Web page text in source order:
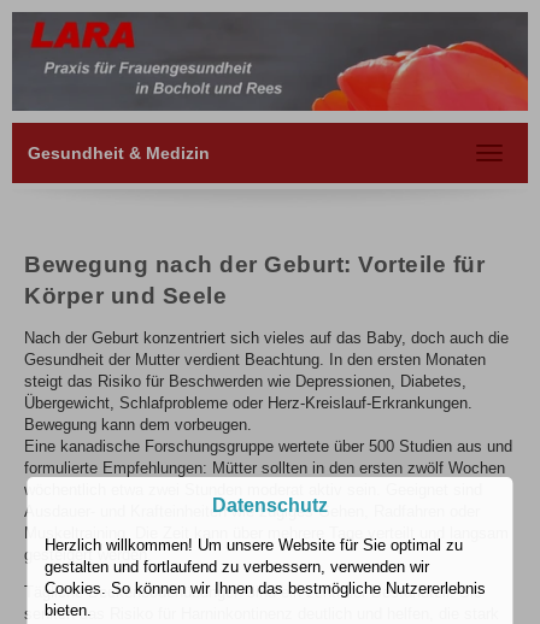
Gesundheit & Medizin
Toggle
Bewegung nach der Geburt: Vorteile für
Körper und Seele
Nach der Geburt konzentriert sich vieles auf das Baby, doch auch die
Gesundheit der Mutter verdient Beachtung. In den ersten Monaten
steigt das Risiko für Beschwerden wie Depressionen, Diabetes,
Übergewicht, Schlafprobleme oder Herz-Kreislauf-Erkrankungen.
Bewegung kann dem vorbeugen.
Eine kanadische Forschungsgruppe wertete über 500 Studien aus und
formulierte Empfehlungen: Mütter sollten in den ersten zwölf Wochen
wöchentlich etwa zwei Stunden moderat aktiv sein. Geeignet sind
Ausdauer- und Krafteinheiten wie zügiges Gehen, Radfahren oder
Muskeltraining. Die Zeit kann über mehrere Tage verteilt und langsam
gesteigert werden.
Tägliche Beckenbodenübungen sind ein zentraler Bestandteil. Sie
senken das Risiko für Harninkontinenz deutlich und helfen, die stark
Datenschutz
Herzlich willkommen! Um unsere Website für Sie optimal zu
gestalten und fortlaufend zu verbessern, verwenden wir
Cookies. So können wir Ihnen das bestmögliche Nutzererlebnis
bieten.